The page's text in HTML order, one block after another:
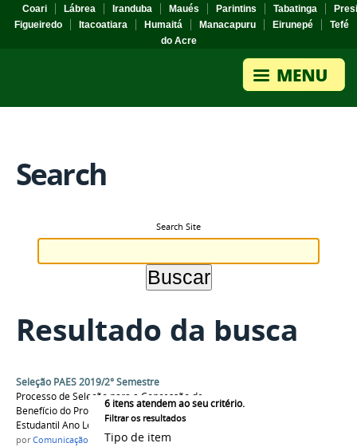
Coari
Lábrea Iranduba Maués Parintins Tabatinga
Figueiredo
Itacoatiara Humaitá Manacapuru Eirunepé
Tefé
do Acre
Search
Search Site
Resultado da busca
6 itens atendem ao seu critério.
Filtrar os resultados
Tipo de item
Seleção PAES 2019/2° Semestre
Processo de Seleção para a Concessão de
Benefício do Programa Socioassistencial
Estudantil Ano Letivo de 2019.2
porComunicação COARI